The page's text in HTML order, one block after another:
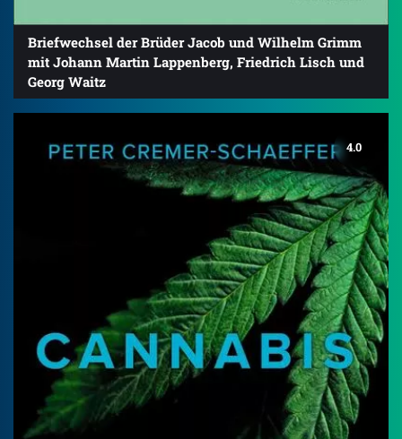
Briefwechsel der Brüder Jacob und Wilhelm Grimm
mit Johann Martin Lappenberg, Friedrich Lisch und
Georg Waitz
4.0